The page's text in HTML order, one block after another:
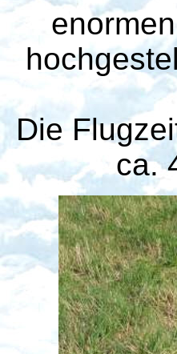
Die
ca.